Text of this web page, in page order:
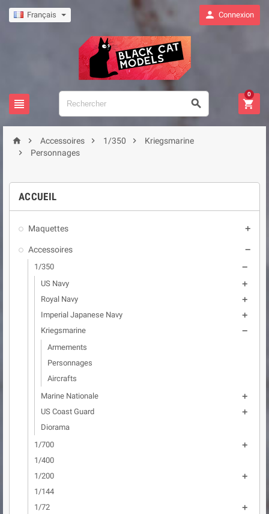
Français  Connexion
  
0
  Accessoires  1/350 
Kriegsmarine

Personnages
ACCUEIL
Maquettes 
Accessoires 
1/350 
US Navy 
Royal Navy 
Imperial Japanese Navy 
Kriegsmarine 
Armements
Personnages
Aircrafts
Marine Nationale

US Coast Guard 
Diorama
1/700

1/400
1/200

1/144
1/72
